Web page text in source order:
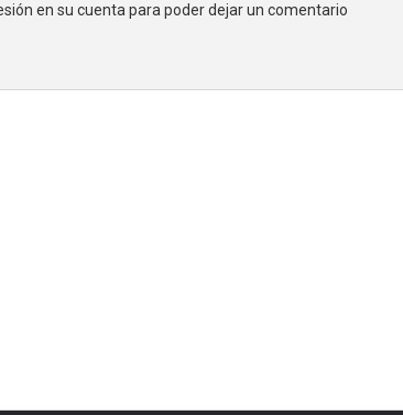
en su cuenta para poder dejar un comentario